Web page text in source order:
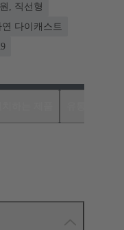
, 직선형
다이캐스트